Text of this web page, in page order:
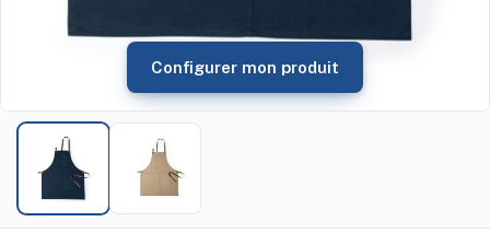
Configurer mon produit